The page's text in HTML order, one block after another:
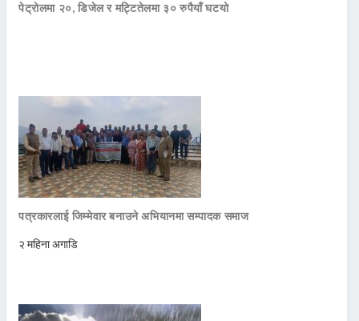
पेट्रोलमा २०, डिजेल र मट्टितेलमा ३० रुपैयाँ घटयो
पत्रकारलाई जिम्मेवार बनाउने अभियानमा सम्पादक समाज
२ महिना अगाडि